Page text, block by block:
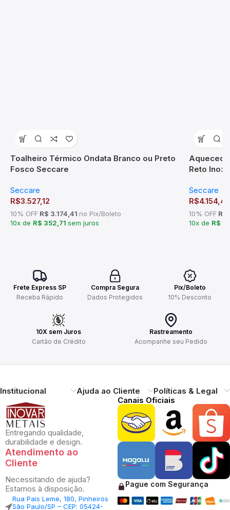
Toalheiro Térmico Ondata Branco ou Preto
Fosco Seccare
Seccare
R$3.527,12
10% OFF R$ 3.174,41 no Pix/Boleto
10x de R$ 352,71 sem juros
Reto Inox
Seccare
R$4.154,47
10% OFF
10x de R$
Frete Express SP
Receba Rápido
Compra Segura
Dados Protegidos
Pix/Boleto
10% Desconto
10X sem Juros
Cartão de Crédito
Rastreamento
Acompanhe seu Pedido
Institucional Ajuda ao Cliente Políticas & Legal
Entregando qualidade,
durabilidade e design.
Atendimento ao
Cliente
Necessitando de ajuda?
Estamos à disposição.
Rua Pais Leme, 180, Pinheiros
São Paulo/SP – CEP: 05424-
Canais Oficiais
Pague com Segurança